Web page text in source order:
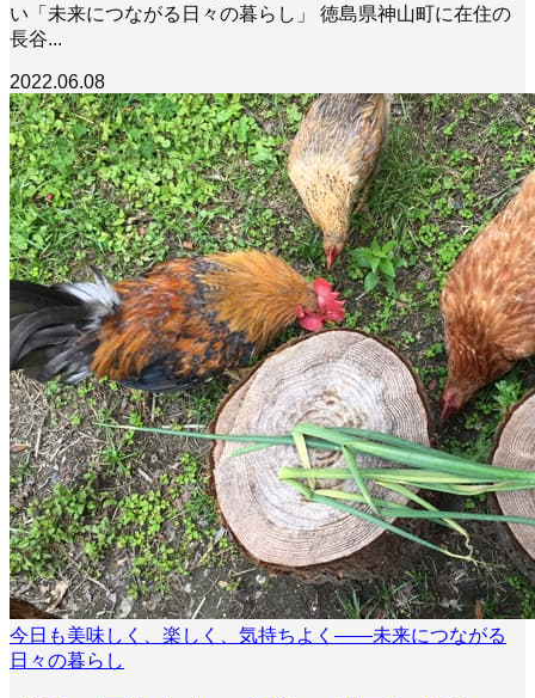
い「未来につながる日々の暮らし」 徳島県神山町に在住の
長谷...
2022.06.08
今日も美味しく、楽しく、気持ちよく――未来につながる
日々の暮らし